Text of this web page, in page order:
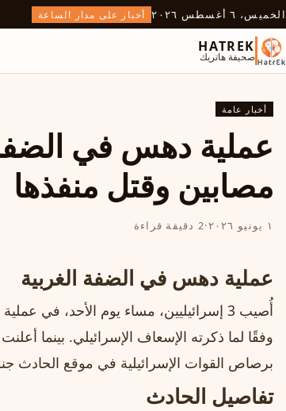
الخميس، ٦ أغسطس ٢٠٢٦ أخبار على مدار الساعة
HATREK
صحيفة هاتريك
أخبار عامة
مصابين وقتل منفذها
١ يونيو ٢٠٢٦ ·2 دقيقة قراءة
عملية دهس في الضفة الغربية
أُصيب 3 إسرائيليين، مساء يوم الأحد، في عملية دهس عند مفترق
وفقًا لما ذكرته الإسعاف الإسرائيلي. بينما
برصاص القوات الإسرائيلية في موقع الحادث
تفاصيل الحادث